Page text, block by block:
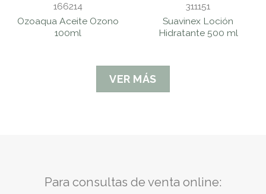
166214
Ozoaqua Aceite Ozono
100ml
311151
Suavinex Loción
Hidratante 500 ml
VER MÁS
Para consultas de venta online: